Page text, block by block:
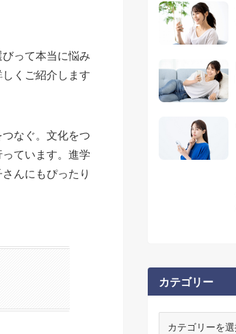
って本当に悩み
くご紹介します
なぐ。文化をつ
ています。進学
んにもぴったり
カテゴリー